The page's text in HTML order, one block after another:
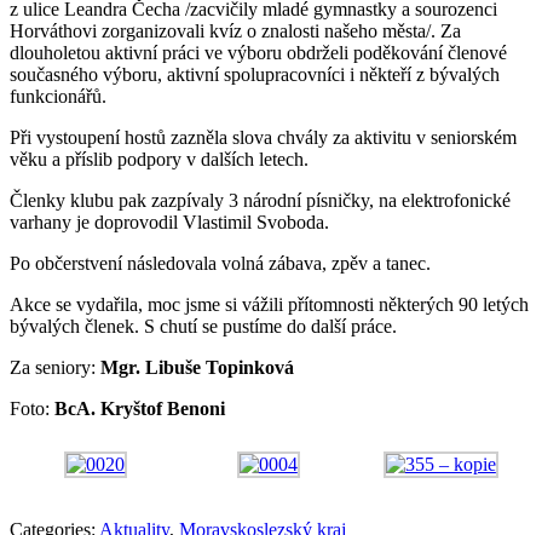
z ulice Leandra Čecha /zacvičily mladé gymnastky a sourozenci
Horváthovi zorganizovali kvíz o znalosti našeho města/. Za
dlouholetou aktivní práci ve výboru obdrželi poděkování členové
současného výboru, aktivní spolupracovníci i někteří z bývalých
funkcionářů.
Při vystoupení hostů zazněla slova chvály za aktivitu v seniorském
věku a příslib podpory v dalších letech.
Členky klubu pak zazpívaly 3 národní písničky, na elektrofonické
varhany je doprovodil Vlastimil Svoboda.
Po občerstvení následovala volná zábava, zpěv a tanec.
Akce se vydařila, moc jsme si vážili přítomnosti některých 90 letých
bývalých členek. S chutí se pustíme do další práce.
Za seniory: Mgr. Libuše Topinková
Foto: BcA. Kryštof Benoni
Categories: Aktuality, Moravskoslezský kraj